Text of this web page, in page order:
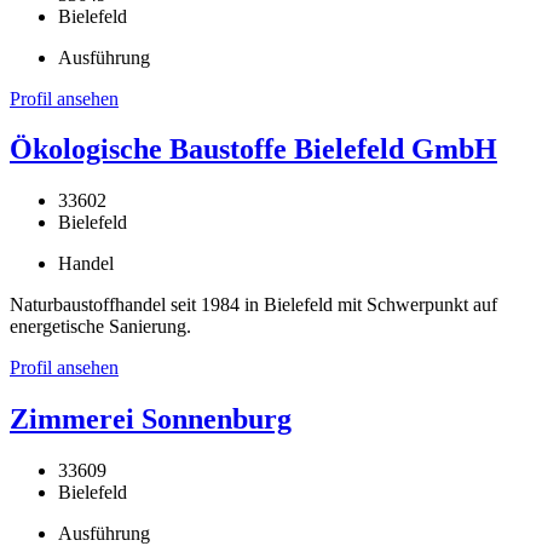
Bielefeld
Ausführung
Profil ansehen
Ökologische Baustoffe Bielefeld GmbH
33602
Bielefeld
Handel
Naturbaustoffhandel seit 1984 in Bielefeld mit Schwerpunkt auf
energetische Sanierung.
Profil ansehen
Zimmerei Sonnenburg
33609
Bielefeld
Ausführung